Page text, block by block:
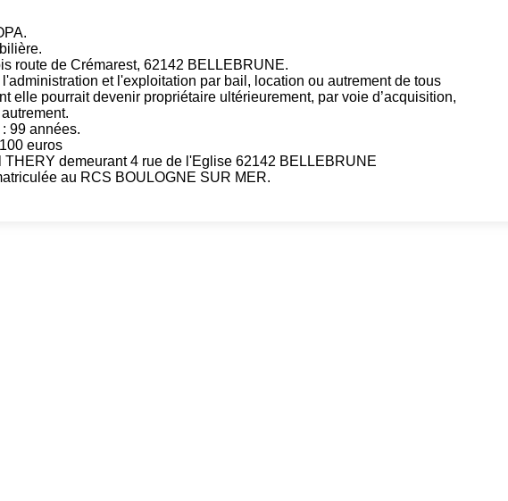
route de Crémarest, 62142 BELLEBRUNE.
et l'exploitation par bail, location ou autrement de tous
elle pourrait devenir propriétaire ultérieurement, par voie d’acquisition,
99 années.
euros
THERY demeurant 4 rue de l'Eglise 62142 BELLEBRUNE
au RCS BOULOGNE SUR MER.